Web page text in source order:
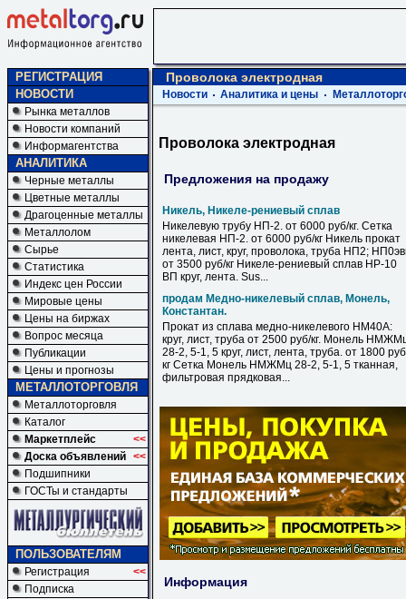
РЕГИСТРАЦИЯ
НОВОСТИ
Рынка металлов
Новости компаний
Информагентства
АНАЛИТИКА
Черные металлы
Цветные металлы
Драгоценные металлы
Металлолом
Сырье
Статистика
Индекс цен России
Мировые цены
Цены на биржах
Вопрос месяца
Публикации
Цены и прогнозы
МЕТАЛЛОТОРГОВЛЯ
Металлоторговля
Каталог
Маркетплейс
<<
Доска объявлений <<
Подшипники
ГОСТы и стандарты
ПОЛЬЗОВАТЕЛЯМ
Регистрация
<<
Подписка
Проволока электродная
Новости Аналитика и цены
Проволока электродная
Предложения на продажу
Никель, Никеле-рениевый сплав
Никелевую трубу НП-2. от 6000 руб/кг. Сетка
никелевая НП-2. от 6000 руб/кг Никель прокат
лента, лист, круг, проволока, труба НП2;
от 3500 руб/кг Никеле-рениевый сплав НР-10
ВП круг, лента. Sus...
продам Медно-никелевый сплав, Монель,
Константан.
Прокат из сплава медно-никелевого НМ40А:
круг, лист, труба от 2500 руб/кг. Монель
28-2, 5-1, 5 круг, лист, лента, труба. от 1800
кг Сетка Монель НМЖМц 28-2, 5-1, 5 тканная,
фильтровая прядковая...
Информация